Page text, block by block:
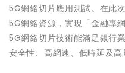
5G網絡切片應用測試。在此
5G網絡資源，實現「金融專
5G網絡切片技術能滿足銀行
安全性、高網速、低時延及高